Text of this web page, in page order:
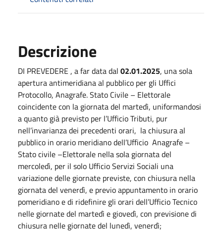
Descrizione
DI PREVEDERE , a far data dal 02.01.2025, una sola
apertura antimeridiana al pubblico per gli Uffici
Protocollo, Anagrafe. Stato Civile – Elettorale
coincidente con la giornata del martedì, uniformandosi
a quanto già previsto per l’Ufficio Tributi, pur
nell’invarianza dei precedenti orari, la chiusura al
pubblico in orario meridiano dell’Ufficio Anagrafe –
Stato civile –Elettorale nella sola giornata del
mercoledì, per il solo Ufficio Servizi Sociali una
variazione delle giornate previste, con chiusura nella
giornata del venerdì, e previo appuntamento in orario
pomeridiano e di ridefinire gli orari dell’Ufficio Tecnico
nelle giornate del martedì e giovedì, con previsione di
chiusura nelle giornate del lunedì, venerdì;